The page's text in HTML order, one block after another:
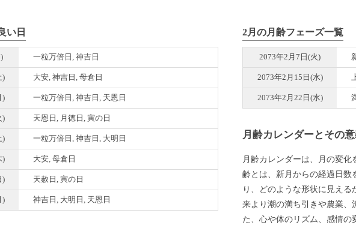
い日
一粒万倍日, 神吉日
) 大安, 神吉日, 母倉日
) 一粒万倍日, 神吉日, 天恩日
) 天恩日, 月徳日, 寅の日
) 一粒万倍日, 神吉日, 大明日
) 大安, 母倉日
) 天赦日, 寅の日
) 神吉日, 大明日, 天恩日
2月の月齢フェーズ一覧
2073年2月7日(火)
2073年2月15日(水)
2073年2月22日(水)
月齢カレンダーとその
月齢カレンダーは、月の変
齢とは、新月からの経過日数
り、どのような形状に見え
来より潮の満ち引きや農業、
た、心や体のリズム、感情